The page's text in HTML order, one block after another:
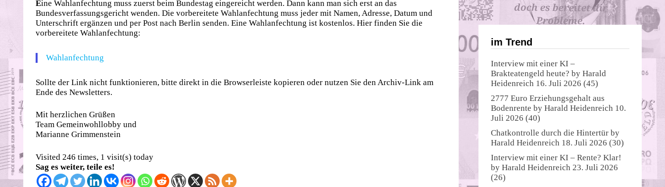
Eine Wahlanfechtung muss zuerst beim Bundestag eingereicht werden. Dann kann man sich erst an das
Bundesverfassungsgericht wenden. Die vorbereitete Wahlanfechtung muss jeder mit Namen, Adresse, Datum und
Unterschrift ergänzen und per Post nach Berlin senden. Eine Wahlanfechtung ist kostenlos. Hier finden Sie die
vorbereitete Wahlanfechtung:
Wahlanfechtung
Sollte der Link nicht funktionieren, bitte direkt in die Browserleiste kopieren oder nutzen Sie den Archiv-Link am
Ende des Newsletters.
Mit herzlichen Grüßen
Team Gemeinwohllobby und
Marianne Grimmenstein
Visited 246 times, 1 visit(s) today
Sag es weiter, teile es!
im Trend
Interview mit einer KI –
Brakteatengeld heute? by Harald
Heidenreich 16. Juli 2026 (45)
2777 Euro Erziehungsgehalt aus
Bodenrente by Harald Heidenreich 10.
Juli 2026 (40)
Chatkontrolle durch die Hintertür by
Harald Heidenreich 18. Juli 2026 (30)
Interview mit einer KI – Rente? Klar!
by Harald Heidenreich 23. Juli 2026
(26)